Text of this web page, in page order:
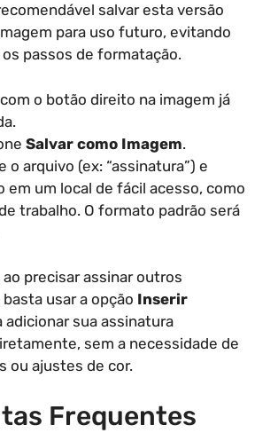
salvar esta versão
para uso futuro, evitando
passos de formatação.
o botão direito na imagem já
Salvar como Imagem.
o arquivo (ex: “assinatura”) e
em um local de fácil acesso, como
trabalho. O formato padrão será
precisar assinar outros
usar a opção Inserir
adicionar sua assinatura
sem a necessidade de
ou ajustes de cor.
Frequentes